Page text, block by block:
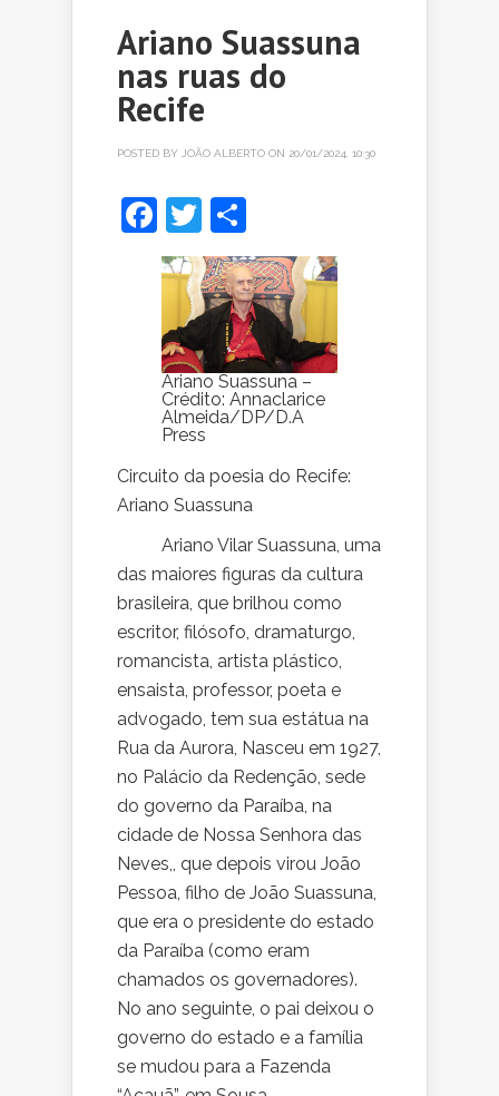
Ariano Suassuna
nas ruas do
Recife
POSTED BY JOÃO ALBERTO ON 20/01/2024, 10:30
Facebook
Twitter
Ariano Suassuna –
Crédito: Annaclarice
Almeida/DP/D.A
Press
Circuito da poesia do Recife:
Ariano Suassuna
Ariano Vilar Suassuna, uma
das maiores figuras da cultura
brasileira, que brilhou como
escritor, filósofo, dramaturgo,
romancista, artista plástico,
ensaista, professor, poeta e
advogado, tem sua estátua na
Rua da Aurora, Nasceu em 1927,
no Palácio da Redenção, sede
do governo da Paraíba, na
cidade de Nossa Senhora das
Neves,, que depois virou João
Pessoa, filho de João Suassuna,
que era o presidente do estado
da Paraíba (como eram
chamados os governadores).
No ano seguinte, o pai deixou o
governo do estado e a família
se mudou para a Fazenda